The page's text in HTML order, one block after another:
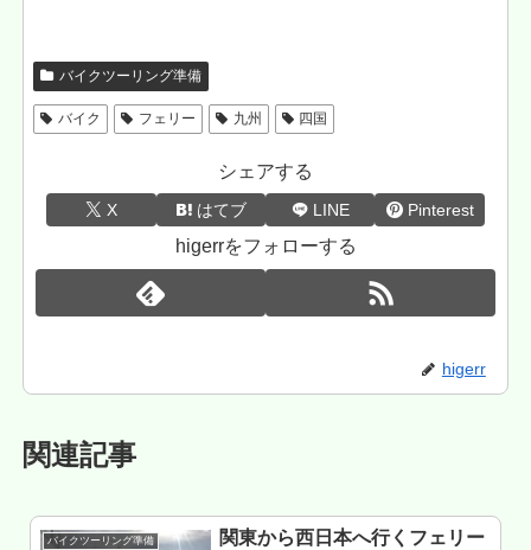
バイクツーリング準備
バイク フェリー 九州 四国
シェアする
X はてブ LINE Pinterest
higerrをフォローする
higerr
関連記事
バイクツーリング準備
関東から西日本へ行くフェリー